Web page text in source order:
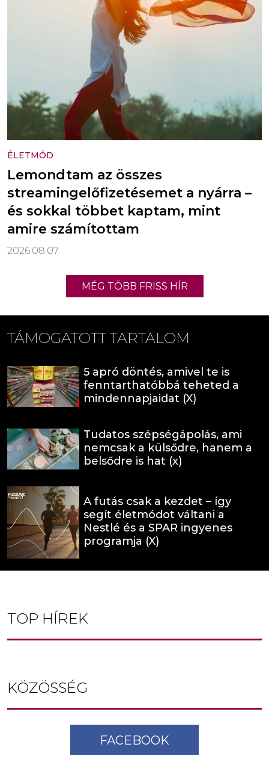
ÉLETMÓD
Lemondtam az összes
streamingelőfizetésemet a nyárra –
és sokkal többet kaptam, mint
amire számítottam
2026.08.07.
MÉG TÖBB FRISS HÍR
TÁMOGATOTT TARTALOM
5 apró döntés, amivel te is
fenntarthatóbbá teheted a
mindennapjaidat (X)
Tudatos szépségápolás, ami
nemcsak a külsődre, hanem a
belsődre is hat (x)
A futás csak a kezdet – így
segít életmódot váltani a
Nestlé és a SPAR ingyenes
programja (X)
TOP HÍREK
KÖZÖSSÉG
FACEBOOK